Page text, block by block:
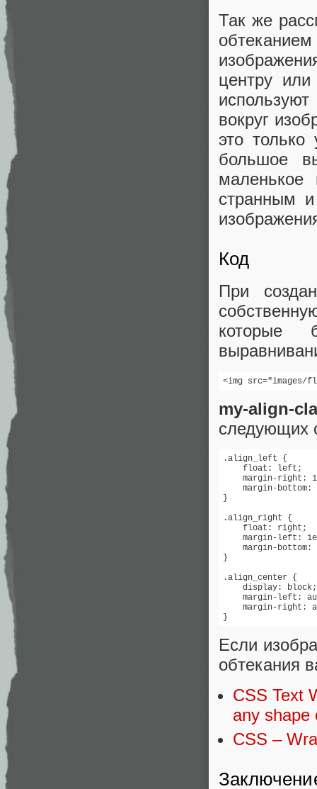
Так же
центру
вокруг
это только
большое
маленькое
странным и
Код
При
которые
my-align-
следующих
.align_left {
    float: left;
margin-right:
margin-bottom:
}
.align_right {
    float: right;
margin-left:
margin-bottom:
}
.align_center {
    display: block;
margin-left:
margin-right:
Если
обтекания
CSS Text
any shape
CSS –